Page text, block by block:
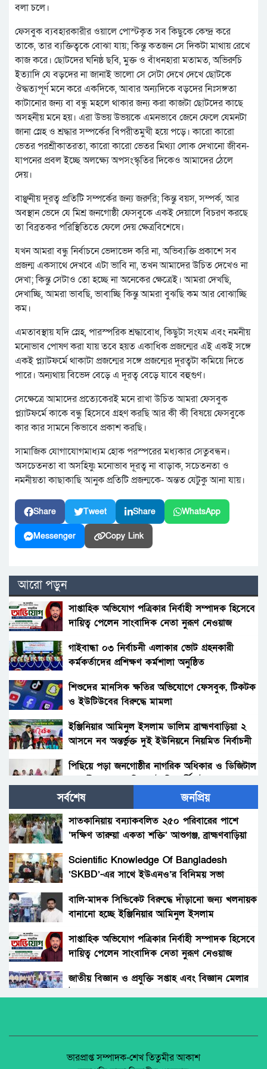
বলা চলে।
ফেসবুক ব্যবহারকারীর ওয়ালে পোস্টকৃত সব কিছুকে কেন্দ্র করে
তাকে, তার ব্যক্তিত্বকে বোঝা যায়; কিন্তু কতজন সে দিকটা মাথায় রেখে
কাজ করে। ছোটদের ঘনিষ্ঠ ছবি, মুক্ত ও বাঁধনহারা মতামত, অভিরুচি
ইত্যাদি যে বড়দের না জানাই ভালো সে সেটা দেখে দেখে ছোটকে
ঔদ্ধত্যপূর্ণ মনে করে একদিকে, আবার অন্যদিকে বড়দের নিঃসঙ্গতা
কাটানোর জন্য বা বন্ধু মহলে থাকার জন্য করা কাজটা ছোটদের কাছে
অসহনীয় মনে হয়। এরা উভয় উভয়কে এমনভাবে জেনে ফেলে যেমনটা
জানা স্নেহ ও শ্রদ্ধার সম্পর্কের বিপরীতমুখী হয়ে পড়ে। কারো কারো
ভেতর পরশ্রীকাতরতা, কারো কারো ভেতর মিথ্যা লোক দেখানো জীবন-
যাপনের প্রবল ইচ্ছে অলক্ষ্যে অপসংস্কৃতির দিকেও আমাদের ঠেলে
দেয়।
বাঞ্ছনীয় দূরত্ব প্রতিটি সম্পর্কের জন্য জরুরি; কিন্তু বয়স, সম্পর্ক, আর
অবস্থান ভেদে যে মিশ্র জনগোষ্ঠী ফেসবুকে একই দেয়ালে বিচরণ করছে
তা বিব্রতকর পরিস্থিতিতে ফেলে দেয় ক্ষেত্রবিশেষে।
যখন আমরা বন্ধু নির্বাচনে ভেদাভেদ করি না, অভিব্যক্তি প্রকাশে সব
প্রজন্ম একসাথে দেখবে এটা ভাবি না, তখন আমাদের উচিত দেখেও না
দেখা; কিন্তু সেটাও তো হচ্ছে না অনেকের ক্ষেত্রেই। আমরা দেখছি,
দেখাচ্ছি, আমরা ভাবছি, ভাবাচ্ছি কিন্তু আমরা বুঝছি কম আর বোঝাচ্ছি
কম।
এমতাবস্থায় যদি স্নেহ, পারস্পরিক শ্রদ্ধাবোধ, কিছুটা সংযম এবং নমনীয়
মনোভাব পোষণ করা যায় তবে হয়ত একাধিক প্রজন্মের এই একই সঙ্গে
একই প্ল্যাটফর্মে থাকাটা প্রজন্মের সঙ্গে প্রজন্মের দূরত্বটা কমিয়ে দিতে
পারে। অন্যথায় বিভেদ বেড়ে এ দূরত্ব বেড়ে যাবে বহুগুণ।
সেক্ষেত্রে আমাদের প্রত্যেকেরই মনে রাখা উচিত আমরা ফেসবুক
প্ল্যাটফর্মে কাকে বন্ধু হিসেবে গ্রহণ করছি আর কী কী বিষয়ে ফেসবুকে
কার কার সামনে কিভাবে প্রকাশ করছি।
সামাজিক যোগাযোগমাধ্যম হোক পরস্পরের মধ্যকার সেতুবন্ধন।
অসচেতনতা বা অসহিষ্ণু মনোভাব দূরত্ব না বাড়াক, সচেতনতা ও
নমনীয়তা কাছাকাছি আনুক প্রতিটি প্রজন্মকে- অন্তত যেটুকু আনা যায়।
Share Tweet Share WhatsApp
Messenger Copy Link
আরো পড়ুন
সাপ্তাহিক অভিযোগ পত্রিকার নির্বাহী সম্পাদক হিসেবে
দায়িত্ব পেলেন সাংবাদিক নেতা নুরূণ নেওয়াজ
গাইবান্ধা ০৩ নির্বাচনী এলাকার ভোট গ্রহনকারী
কর্মকর্তাদের প্রশিক্ষণ কর্মশালা অনুষ্ঠিত
শিশুদের মানসিক ক্ষতির অভিযোগে ফেসবুক, টিকটক
ও ইউটিউবের বিরুদ্ধে মামলা
ইঞ্জিনিয়ার আমিনুল ইসলাম ডালিম ব্রাহ্মণবাড়িয়া ২
আসনে নব অন্তর্ভুক্ত দুই ইউনিয়নে নিয়মিত নির্বাচনী
পিছিয়ে পড়া জনগোষ্ঠীর নাগরিক অধিকার ও ডিজিটাল
সবজির বাজারে স্বস্তি, স্থিতিশীল মাছ ও মাংসের দাম
হয়রানি, মাহমুদুল কবির নয়ন ও বিপ্লবের শেষ
কোথায়?
অভিযোগ উঠেছে
সাভারে গুণীজনদের মাঝে “সাংবাদিক ওয়াসিল উদ্দিন
স্মৃতি পদক-২০২৪”প্রদান
প্রায় অর্ধ শতাব্দী পরে বিরল এক সূর্যগ্রহণের সাক্ষী
হতে চলেছে বিশ্ব
অফিস
সর্বশেষ জনপ্রিয়
সাতকানিয়ায় বন্যাকবলিত ২৫০ পরিবারের পাশে
‘দক্ষিণ তারুয়া একতা শক্তি’ আশুগঞ্জ, ব্রাহ্মণবাড়িয়া
Scientific Knowledge Of Bangladesh
‘SKBD’-এর সাথে ইউএনও’র বিনিময় সভা
বালি-মাদক সিন্ডিকেট বিরুদ্ধে দাঁড়ানো জন্য খলনায়ক
বানানো হচ্ছে ইঞ্জিনিয়ার আমিনুল ইসলাম
সাপ্তাহিক অভিযোগ পত্রিকার নির্বাহী সম্পাদক হিসেবে
দায়িত্ব পেলেন সাংবাদিক নেতা নুরূণ নেওয়াজ
জাতীয় বিজ্ঞান ও প্রযুক্তি সপ্তাহ এবং বিজ্ঞান মেলার
জেলা আইন-শৃৃঙ্খলা কমিটির মাসিক সভা অনুষ্ঠিত।
ভারপ্রাপ্ত সম্পাদক-শেখ তিতুমীর আকাশ